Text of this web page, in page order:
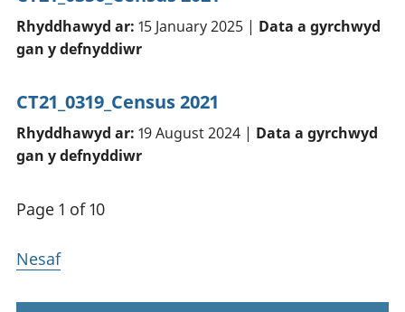
Rhyddhawyd ar: 15 January 2025 | Data a gyrchwyd
gan y defnyddiwr
CT21_0319_Census 2021
Rhyddhawyd ar: 19 August 2024 | Data a gyrchwyd
gan y defnyddiwr
Page 1 of 10
Nesaf